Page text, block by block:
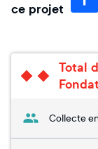
ce projet
Total
Collecte